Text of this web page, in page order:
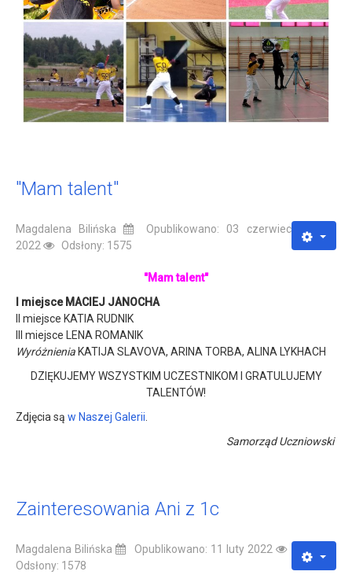
"Mam talent"
Magdalena Bilińska
Opublikowano: 03 czerwiec
2022
Odsłony: 1575
"Mam talent"
I miejsce MACIEJ JANOCHA
II miejsce KATIA RUDNIK
III miejsce LENA ROMANIK
Wyróżnienia KATIJA SLAVOVA, ARINA TORBA, ALINA LYKHACH
DZIĘKUJEMY WSZYSTKIM UCZESTNIKOM I GRATULUJEMY
TALENTÓW!
Zdjęcia są w Naszej Galerii
Samorząd Uczniowski
Zainteresowania Ani z 1c
Magdalena Bilińska
Opublikowano: 11 luty 2022
Odsłony: 1578